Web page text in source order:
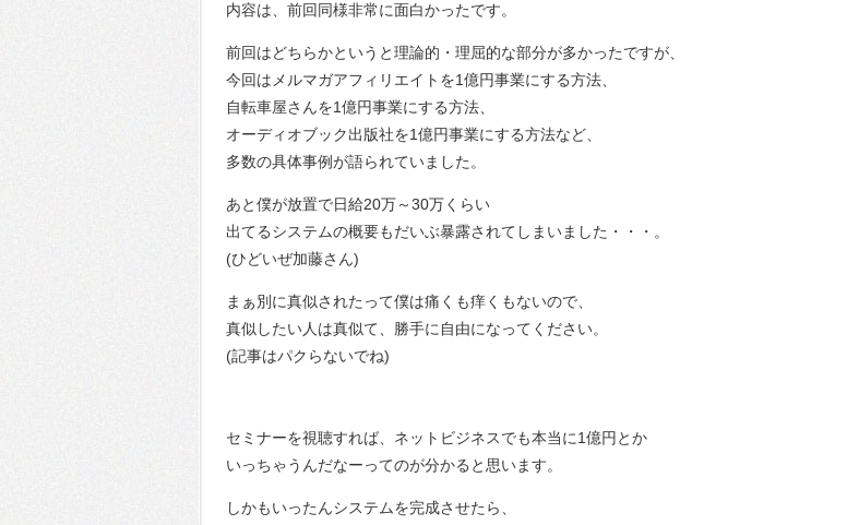
内容は、前回同様非常に面白かったです。
前回はどちらかというと理論的・理屈的な部分が多かったですが、
今回はメルマガアフィリエイトを1億円事業にする方法、
自転車屋さんを1億円事業にする方法、
オーディオブック出版社を1億円事業にする方法など、
多数の具体事例が語られていました。
あと僕が放置で日給20万～30万くらい
出てるシステムの概要もだいぶ暴露されてしまいました・・・。
(ひどいぜ加藤さん)
まぁ別に真似されたって僕は痛くも痒くもないので、
真似したい人は真似て、勝手に自由になってください。
(記事はパクらないでね)
セミナーを視聴すれば、ネットビジネスでも本当に1億円とか
いっちゃうんだなーってのが分かると思います。
しかもいったんシステムを完成させたら、